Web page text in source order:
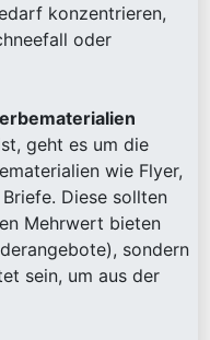
konzentrieren,
oder
geht es um die
wie Flyer,
Diese sollten
Mehrwert bieten
sondern
sein, um aus der